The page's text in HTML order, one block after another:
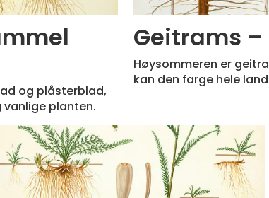
og plåsterblad,
vanlige planten.
Geitrams
Høysommeren er
kan den farge hele